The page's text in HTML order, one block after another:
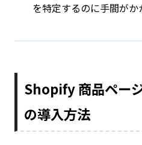
を特定するのに手間がか
Shopify 商品ペー
の導入方法